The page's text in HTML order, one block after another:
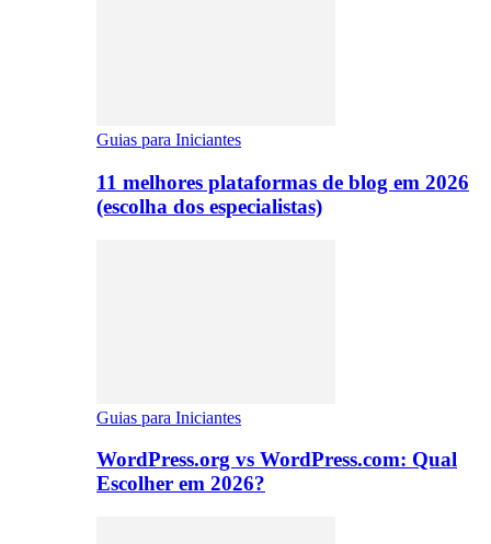
Guias para Iniciantes
11 melhores plataformas de blog em 2026
(escolha dos especialistas)
Guias para Iniciantes
WordPress.org vs WordPress.com: Qual
Escolher em 2026?